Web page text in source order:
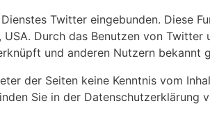
Twitter eingebunden. Diese
Durch das Benutzen von
und anderen Nutzern bekannt
der Seiten keine Kenntnis vom
Sie in der Datenschutzerklärung